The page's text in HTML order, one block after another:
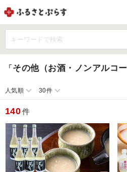
マイメニュー
マイページ
メニュー
お礼の品から探す
お礼の品をカテゴリや金額で絞り
自治体から探す
「その他（お酒・ノンアルコール飲料・詰め合わせ）
人気順 30件
140件